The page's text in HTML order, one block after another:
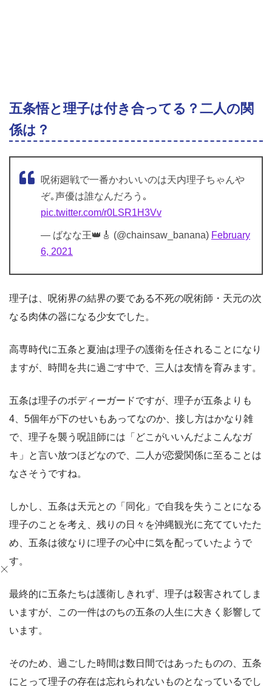
五条悟と理子は付き合ってる？二人の関
係は？
呪術廻戦で一番かわいいのは天内理子ちゃんや
ぞ｡声優は誰なんだろう｡
pic.twitter.com/r0LSR1H3Vv
— ばなな王👑🎸 (@chainsaw_banana) February
6, 2021
理子は、呪術界の結界の要である不死の呪術師・天元の次
なる肉体の器になる少女でした。
高専時代に五条と夏油は理子の護衛を任されることになり
ますが、時間を共に過ごす中で、三人は友情を育みます。
五条は理子のボディーガードですが、理子が五条よりも
4、5個年が下のせいもあってなのか、接し方はかなり雑
で、理子を襲う呪詛師には「どこがいいんだよこんなガ
キ」と言い放つほどなので、二人が恋愛関係に至ることは
なさそうですね。
しかし、五条は天元との「同化」で自我を失うことになる
理子のことを考え、残りの日々を沖縄観光に充てていたた
め、五条は彼なりに理子の心中に気を配っていたようで
す。
最終的に五条たちは護衛しきれず、理子は殺害されてしま
いますが、この一件はのちの五条の人生に大きく影響して
います。
そのため、過ごした時間は数日間ではあったものの、五条
にとって理子の存在は忘れられないものとなっているでし